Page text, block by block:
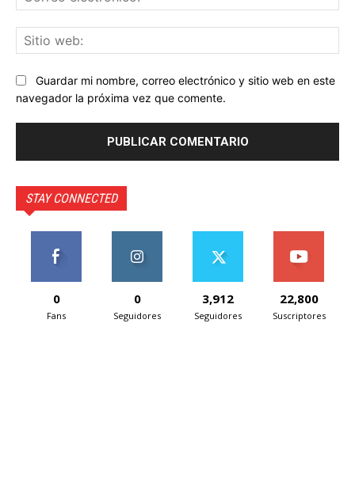
Guardar mi nombre, correo electrónico y sitio web en este
navegador la próxima vez que comente.
STAY CONNECTED
0
Fans
0
Seguidores
3,912
Seguidores
22,800
Suscriptores